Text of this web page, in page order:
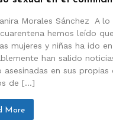
Morales Sánchez A
hemos leído
mujeres y niñas ha ido
han salido
asesinadas en sus propias
de […]
More